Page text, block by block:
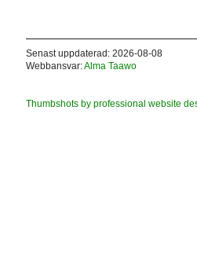
Senast uppdaterad: 2026-08-08
Webbansvar:Alma Taawo
Thumbshots by professional website